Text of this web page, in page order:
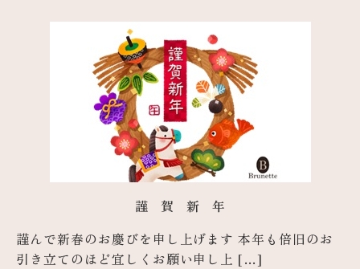
謹 賀 新 年
謹んで新春のお慶びを申し上げます 本年も倍旧のお
引き立てのほど宜しくお願い申し上 […]